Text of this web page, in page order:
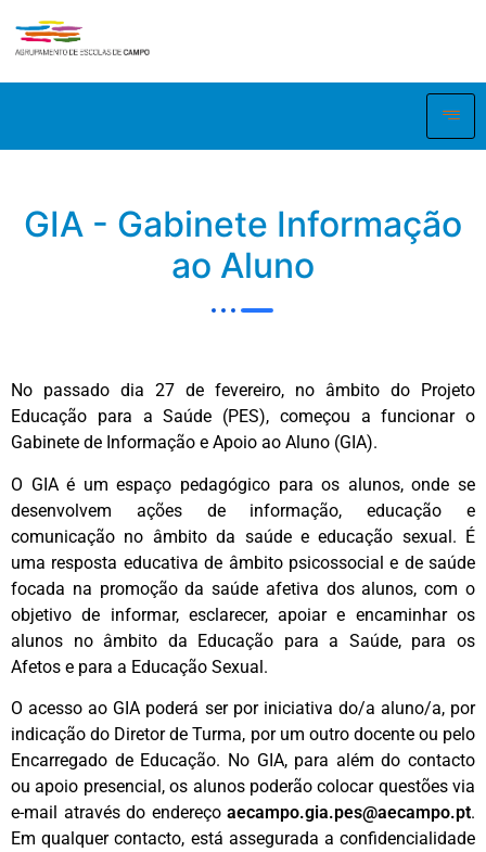
GIA - Gabinete Informação
ao Aluno
No passado dia 27 de fevereiro, no âmbito do Projeto
Educação para a Saúde (PES), começou a funcionar o
Gabinete de Informação e Apoio ao Aluno (GIA).
O GIA é um espaço pedagógico para os alunos, onde se
desenvolvem ações de informação, educação e
comunicação no âmbito da saúde e educação sexual. É
uma resposta educativa de âmbito psicossocial e de saúde
focada na promoção da saúde afetiva dos alunos, com o
objetivo de informar, esclarecer, apoiar e encaminhar os
alunos no âmbito da Educação para a Saúde, para os
Afetos e para a Educação Sexual.
O acesso ao GIA poderá ser por iniciativa do/a aluno/a, por
indicação do Diretor de Turma, por um outro docente ou pelo
Encarregado de Educação. No GIA, para além do contacto
ou apoio presencial, os alunos poderão colocar questões via
e-mail através do endereço aecampo.gia.pes@aecampo.pt.
Em qualquer contacto, está assegurada a confidencialidade